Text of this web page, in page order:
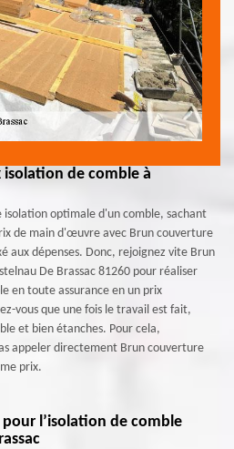
de comble à
isolation optimale d'un comble, sachant
de main d'œuvre avec Brun couverture
aux dépenses. Donc, rejoignez vite Brun
De Brassac 81260 pour réaliser
en toute assurance en un prix
vous que une fois le travail est fait,
et bien étanches. Pour cela,
appeler directement Brun couverture
prix.
l’isolation de comble